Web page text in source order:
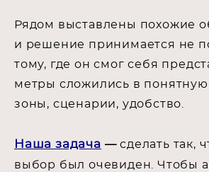
Рядом выставлены похожие
и решение принимается не
тому, где он смог себя
метры сложились в понятную
зоны, сценарии, удобство.
Наша задача —сделать так,
выбор был очевиден. Чтобы